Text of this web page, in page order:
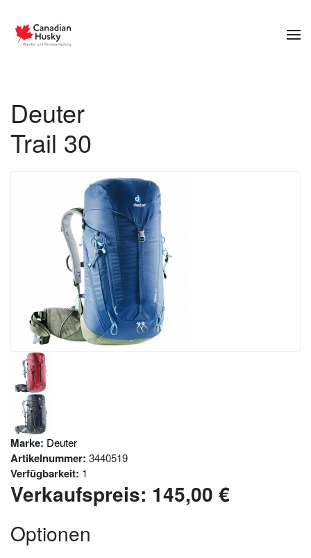
Zum Hauptinhalt springen
Deuter
Trail 30
Marke: Deuter
Artikelnummer: 3440519
Verfügbarkeit: 1
Verkaufspreis: 145,00 €
Optionen